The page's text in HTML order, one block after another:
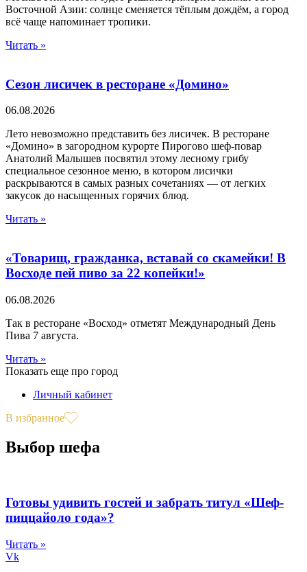
Восточной Азии: солнце сменяется тёплым дождём, а город
всё чаще напоминает тропики.
Читать »
Сезон лисичек в ресторане «Домино»
06.08.2026
Лето невозможно представить без лисичек. В ресторане
«Домино» в загородном курорте Пирогово шеф-повар
Анатолий Малышев посвятил этому лесному грибу
специальное сезонное меню, в котором лисички
раскрываются в самых разных сочетаниях — от легких
закусок до насыщенных горячих блюд.
Читать »
«Товарищ, гражданка, вставай со скамейки! В
Восходе пей пиво за 22 копейки!»
06.08.2026
Так в ресторане «Восход» отметят Международный День
Пива 7 августа.
Читать »
Показать еще про город
Личный кабинет
В избранное
Выбор шефа
Готовы удивить гостей и забрать титул «Шеф-
пиццайоло года»?
Читать »
Vk